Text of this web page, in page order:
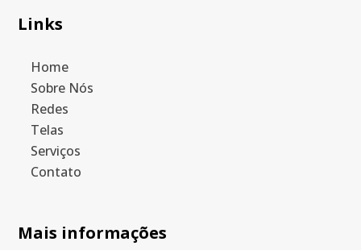
Links
Home
Sobre Nós
Redes
Telas
Serviços
Contato
Mais informações